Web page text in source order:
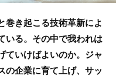
き起こる技術革新によ
いる。その中で我われは
ていけばよいのか。ジャ
の企業に育て上げ、サッ